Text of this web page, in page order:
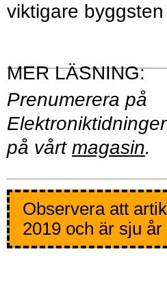
viktigare byggsten
Prenumerera på
på vårt magasin.
Observera att
2019 och är sju